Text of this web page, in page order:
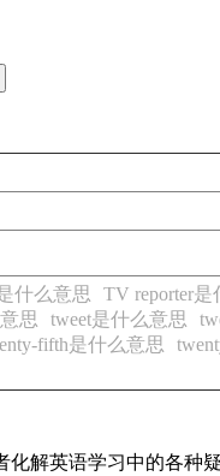
什么意思 TV reporter是
思 tweet是什么意思
fifth是什么意思
解英语学习中的各种疑